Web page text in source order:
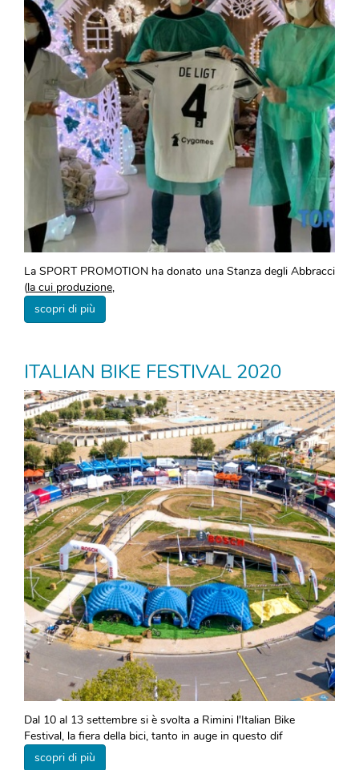
La SPORT PROMOTION ha donato una Stanza degli Abbracci
(la cui produzione,
scopri di più
ITALIAN BIKE FESTIVAL 2020
Dal 10 al 13 settembre si è svolta a Rimini l'Italian Bike
Festival, la fiera della bici, tanto in auge in questo dif
scopri di più